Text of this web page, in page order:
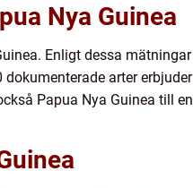
Nya Guinea
Enligt dessa
arter
Papua Nya Guinea till